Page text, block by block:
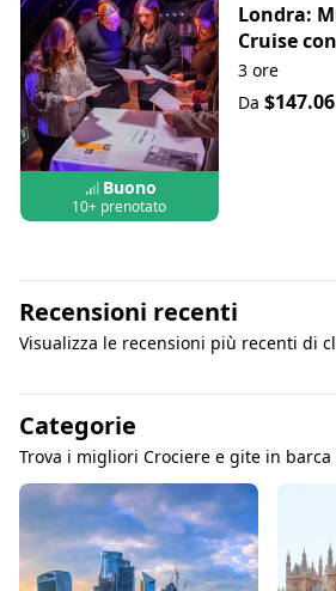
Buono
10+ prenotato
Londra:
Cruise
3 ore
Da $147.06
Recensioni recenti
Visualizza le recensioni più recenti di
Categorie
Trova i migliori Crociere e gite in